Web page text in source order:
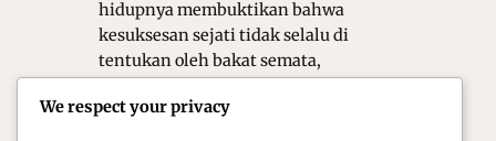
hidupnya membuktikan bahwa
kesuksesan sejati tidak selalu di
tentukan oleh bakat semata,
komitmen tanpa kompromi. Dalam
We respect your privacy